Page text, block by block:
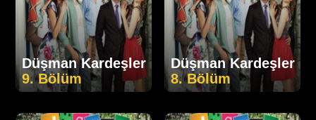
Düşman Kardeşler
9. Bölüm
Düşman Kardeşler
8. Bölüm